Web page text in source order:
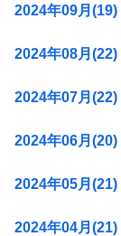
2024年09月(19)
2024年08月(22)
2024年07月(22)
2024年06月(20)
2024年05月(21)
2024年04月(21)